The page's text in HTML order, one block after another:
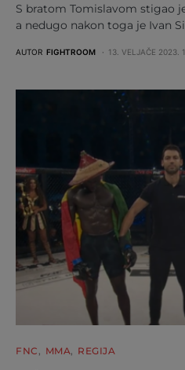
S bratom Tomislavom stigao
a nedugo nakon toga je Ivan
AUTOR FIGHTROOM 13. VELJAČE 2023.
FNC MMA REGIJA